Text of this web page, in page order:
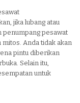
jika lubang atau
penumpang pesawat
mitos. Anda tidak akan
pintu diberikan
Selain itu,
untuk